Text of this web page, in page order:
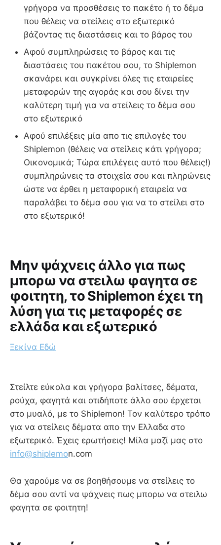
γρήγορα να προσθέσεις το πακέτο ή το δέμα
που θέλεις να στείλεις στο εξωτερικό
βάζοντας τις διαστάσεις και το βάρος του
Αφού συμπληρώσεις το βάρος και τις
διαστάσεις του πακέτου σου, το Shiplemon
σκανάρει και συγκρίνει όλες τις εταιρείες
μεταφορών της αγοράς και σου δίνει την
καλύτερη τιμή για να στείλεις το δέμα σου
στο εξωτερικό
Αφού επιλέξεις μία απο τις επιλογές του
Shiplemon (θέλεις να στείλεις κάτι γρήγορα;
Οικονομικά; Τώρα επιλέγεις αυτό που θέλεις!)
συμπληρώνεις τα στοιχεία σου και πληρώνεις
ώστε να έρθει η μεταφορική εταιρεία να
παραλάβει το δέμα σου για να το στείλει στο
στο εξωτερικό!
Μην ψάχνεις άλλο για πως
μπορω να στειλω φαγητα σε
φοιτητη, το Shiplemon έχει τη
λύση για τις μεταφορές σε
ελλάδα και εξωτερικό
Ξεκίνα Εδώ
Στείλτε εύκολα και γρήγορα βαλίτσες, δέματα,
ρούχα, φαγητά και οτιδήποτε άλλο σου έρχεται
στο μυαλό, με το Shiplemon! Τον καλύτερο τρόπο
για να στείλεις δέματα απο την Ελλαδα στο
εξωτερικό. Έχεις ερωτήσεις! Μίλα μαζί μας στο
info@shiplemon.com
Θα χαρούμε να σε βοηθήσουμε να στείλεις το
δέμα σου αντί να ψάχνεις πως μπορω να στειλω
φαγητα σε φοιτητη!